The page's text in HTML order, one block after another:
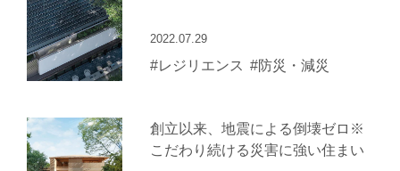
2022.07.29
#レジリエンス #防災・減災
創立以来、地震による倒壊ゼロ※
こだわり続ける災害に強い住まい